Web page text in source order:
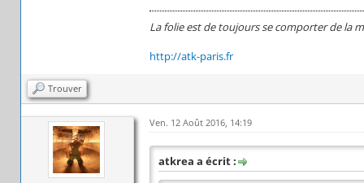
La folie est de toujours se comporter de la
http://atk-paris.fr
Trouver
Ven. 12 Août 2016, 14:19
atkrea a écrit :